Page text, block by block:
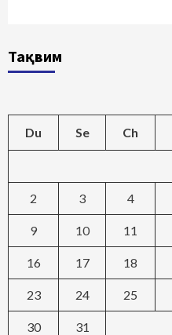
Тақвим
Du Se Ch
2 3 4
9 10 11
16 17 18
23 24 25
30 31